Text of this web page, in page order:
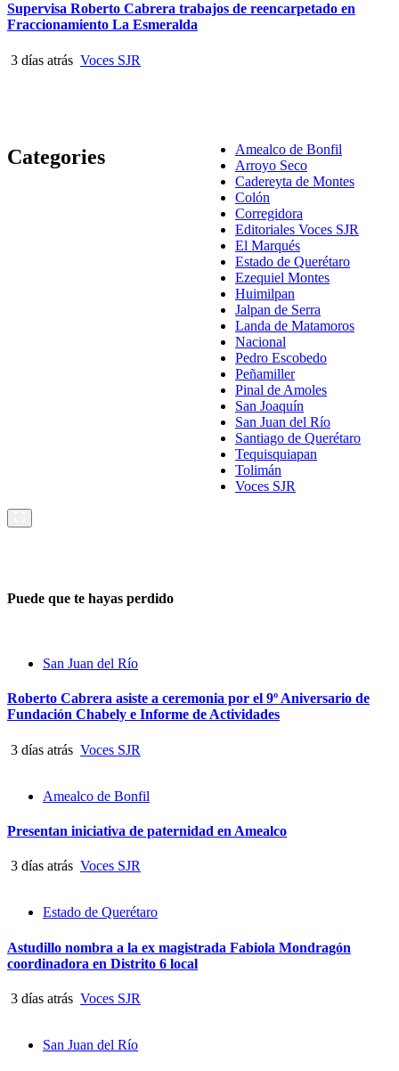
Supervisa Roberto Cabrera trabajos de reencarpetado en
Fraccionamiento La Esmeralda
3 días atrás Voces SJR
Categories
Amealco de Bonfil
Arroyo Seco
Cadereyta de Montes
Colón
Corregidora
Editoriales Voces SJR
El Marqués
Estado de Querétaro
Ezequiel Montes
Huimilpan
Jalpan de Serra
Landa de Matamoros
Nacional
Pedro Escobedo
Peñamiller
Pinal de Amoles
San Joaquín
San Juan del Río
Santiago de Querétaro
Tequisquiapan
Tolimán
Voces SJR
Puede que te hayas perdido
San Juan del Río
Roberto Cabrera asiste a ceremonia por el 9º Aniversario de
Fundación Chabely e Informe de Actividades
3 días atrás Voces SJR
Amealco de Bonfil
Presentan iniciativa de paternidad en Amealco
3 días atrás Voces SJR
Estado de Querétaro
Astudillo nombra a la ex magistrada Fabiola Mondragón
coordinadora en Distrito 6 local
3 días atrás Voces SJR
San Juan del Río